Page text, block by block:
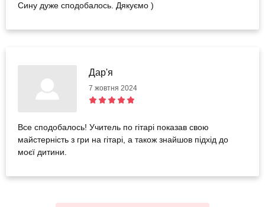
Сину дуже сподобалось. Дякуємо )
Дар'я
7 жовтня 2024
Все сподобалось! Учитель по гітарі показав свою
майстерність з гри на гітарі, а також знайшов підхід до
моєї дитини.